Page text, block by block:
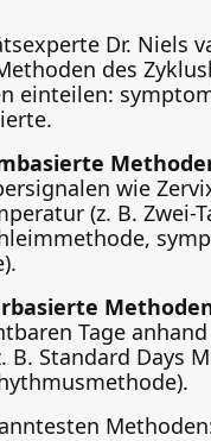
Dr. Niels
des
einteilen:
wie
(z. B. Zwei-
Tage
B. Standard Days